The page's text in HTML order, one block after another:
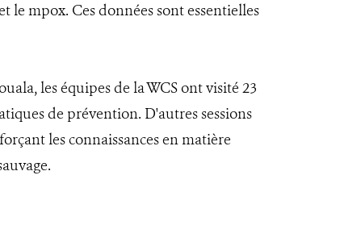
mpox. Ces données sont essentielles
les équipes de la WCS ont visité 23
de prévention. D'autres sessions
les connaissances en matière